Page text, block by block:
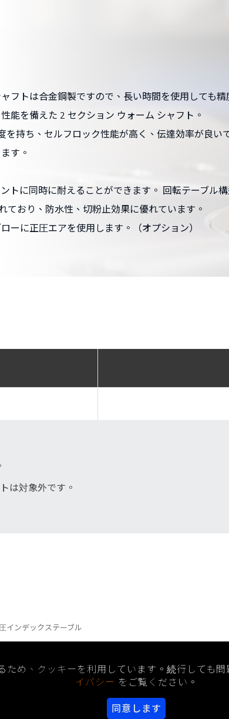
フトは合金鋼製ですので、長い時間を使用しても精
能を備えた 2 セクション ウォーム シャフト。
持ち、セルフロック性能が高く、伝達効率が良い
す。
トに同時に耐えることができます。 回転テーブル
おり、防水性、切粉止効果に優れています。
ーに正圧エアを使用します。（オプション）
は対象外です。
インデックステーブル
報 解決支援 メディア 会社情報
PARKSON WU INDUSTRIAL CO., LTD.Designed
め、クッキーを利用しています。続行しても
イバシー をご覧ください。
同意します